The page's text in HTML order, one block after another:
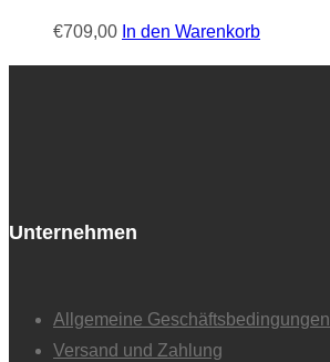
€709,00 In den Warenkorb
Unternehmen
Allgemeine Geschäftsbedingungen
Versand und Zahlung